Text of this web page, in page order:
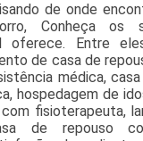
de onde
Conheça os
oferece. Entre
de casa de
médica,
hospedagem de
fisioterapeuta,
de repouso